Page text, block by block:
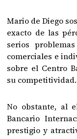
Mario de Diego
exacto de las
serios
comerciales e
sobre el Centro
su competitividad.
No obstante, al
Bancario
prestigio y